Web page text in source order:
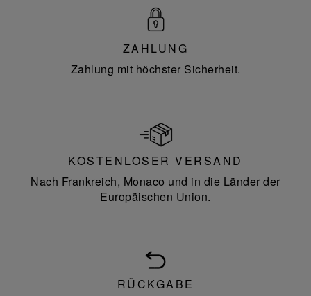
ZAHLUNG
Zahlung mit höchster Sicherheit.
KOSTENLOSER VERSAND
Nach Frankreich, Monaco und in die Länder der
Europäischen Union.
RÜCKGABE